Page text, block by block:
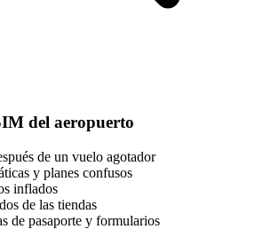
del aeropuerto
de un vuelo agotador
y planes confusos
inflados
de las tiendas
de pasaporte y formularios